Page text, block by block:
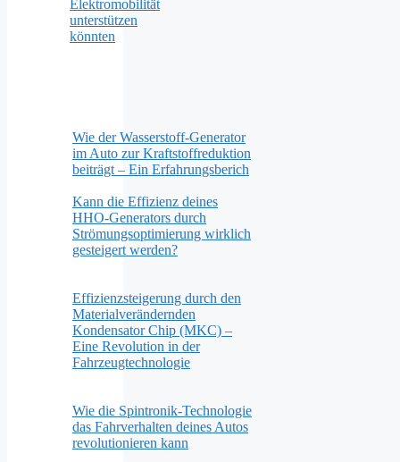
Elektromobilität
unterstützen
könnten
Wie der Wasserstoff-Generator
im Auto zur Kraftstoffreduktion
beiträgt – Ein Erfahrungsberich
Kann die Effizienz deines
HHO-Generators durch
Strömungsoptimierung wirklich
gesteigert werden?
Effizienzsteigerung durch den
Materialverändernden
Kondensator Chip (MKC) –
Eine Revolution in der
Fahrzeugtechnologie
Wie die Spintronik-Technologie
das Fahrverhalten deines Autos
revolutionieren kann